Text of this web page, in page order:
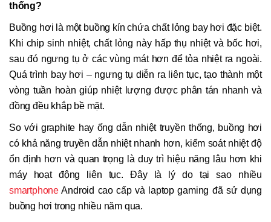
thống?
Buồng hơi là một buồng kín chứa chất lỏng bay hơi đặc biệt.
Khi chip sinh nhiệt, chất lỏng này hấp thụ nhiệt và bốc hơi,
sau đó ngưng tụ ở các vùng mát hơn để tỏa nhiệt ra ngoài.
Quá trình bay hơi – ngưng tụ diễn ra liên tục, tạo thành một
vòng tuần hoàn giúp nhiệt lượng được phân tán nhanh và
đồng đều khắp bề mặt.
So với graphite hay ống dẫn nhiệt truyền thống, buồng hơi
có khả năng truyền dẫn nhiệt nhanh hơn, kiểm soát nhiệt độ
ổn định hơn và quan trọng là duy trì hiệu năng lâu hơn khi
máy hoạt động liên tục. Đây là lý do tại sao nhiều
smartphone Android cao cấp và laptop gaming đã sử dụng
buồng hơi trong nhiều năm qua.